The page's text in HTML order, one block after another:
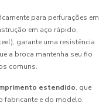
para perfurações em
em aço rápido,
garante uma resistência
a broca mantenha seu fio
comuns.
estendido, que
fabricante e do modelo.